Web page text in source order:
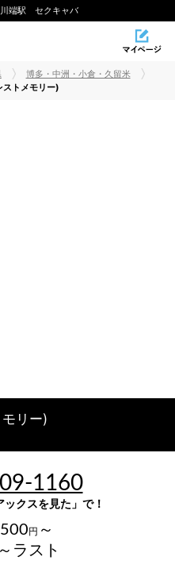
端駅 セクキャバ
博多・中洲・小倉・久留米
トメモリー)
リー)
1160
クスを見た」で！
円 ～
ラスト